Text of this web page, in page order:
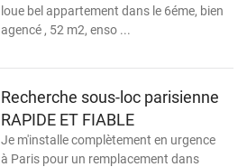
loue bel appartement dans le 6éme, bien
agencé , 52 m2, enso ...
Recherche sous-loc parisienne
RAPIDE ET FIABLE
Je m'installe complètement en urgence
à Paris pour un remplacement dans